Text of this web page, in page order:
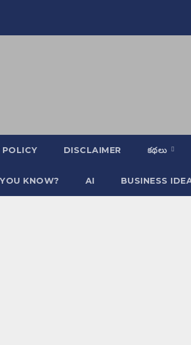
POLICY DISCLAIMER కథలు
KNOW? AI BUSINESS